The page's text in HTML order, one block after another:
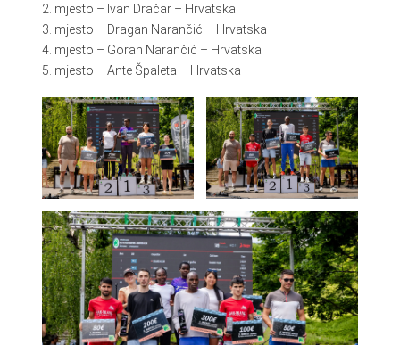
2. mjesto – Ivan Dračar – Hrvatska
3. mjesto – Dragan Narančić – Hrvatska
4. mjesto – Goran Narančić – Hrvatska
5. mjesto – Ante Špaleta – Hrvatska